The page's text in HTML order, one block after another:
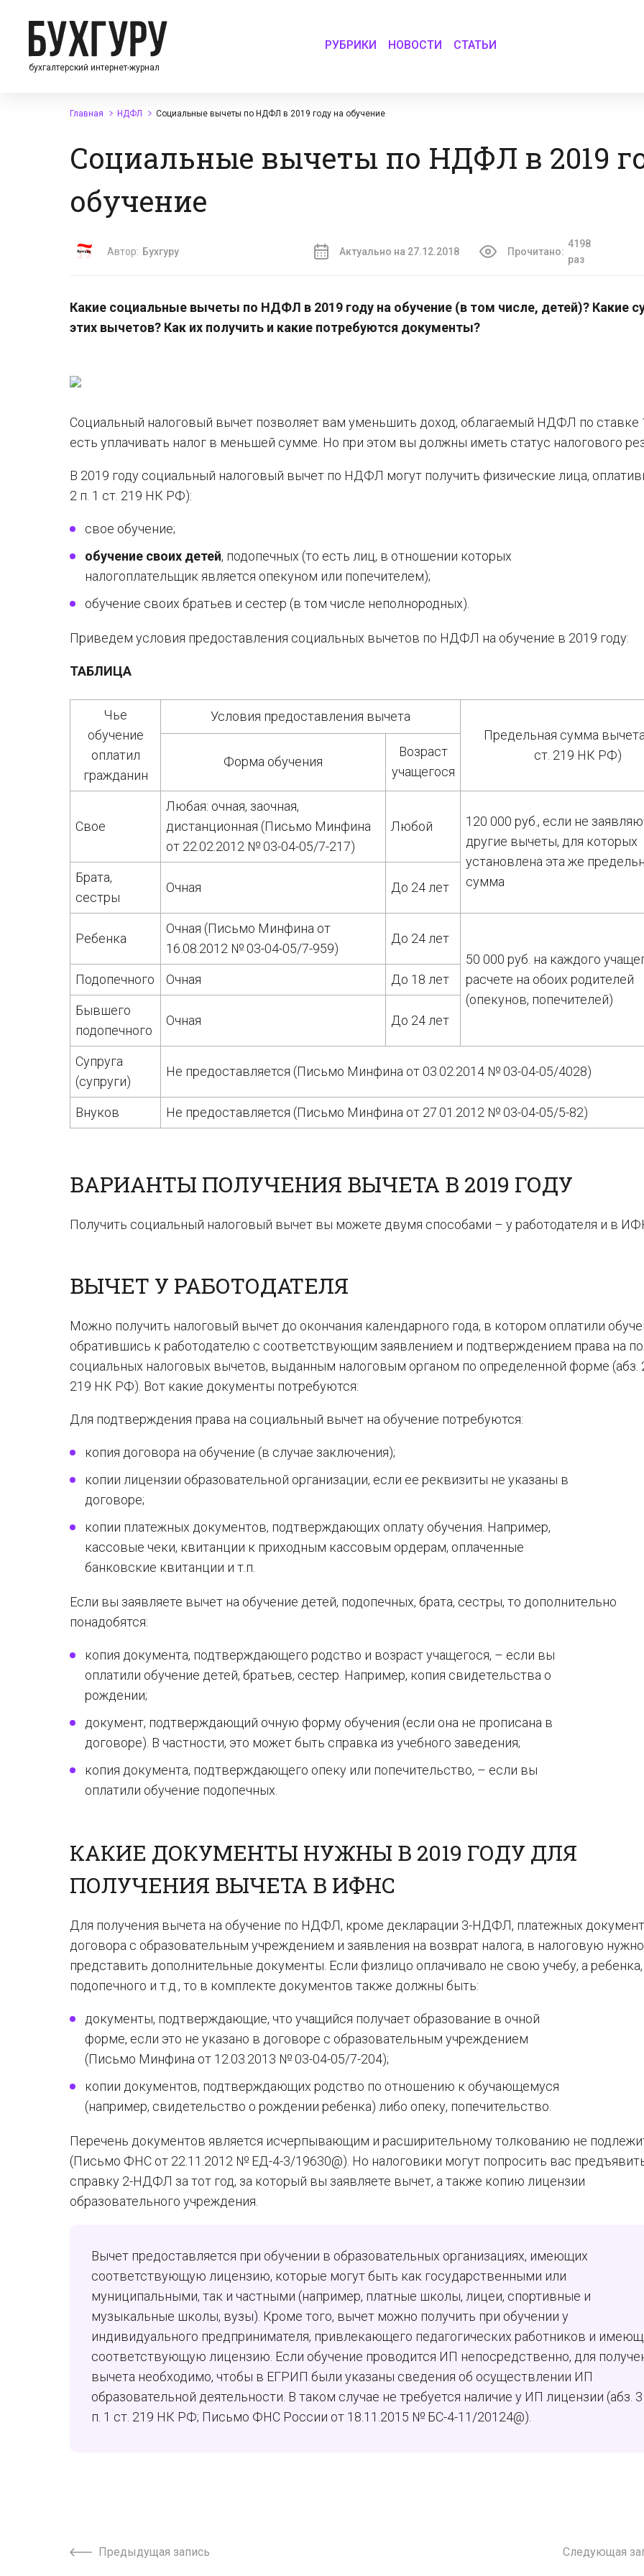
бухгалтерский интернет-журнал
РУБРИКИ НОВОСТИ СТАТЬИ
Главная НДФЛ Социальные вычеты по НДФЛ в 2019 году на обучение
Социальные вычеты по НДФЛ в 2019
обучение
Автор: Бухгуру Актуально на 27.12.2018 Прочитано:
4198
раз
Какие социальные вычеты по НДФЛ в 2019 году на обучение (в том числе, детей)? Какие
этих вычетов? Как их получить и какие потребуются документы?
Социальный налоговый вычет позволяет вам уменьшить доход, облагаемый НДФЛ по ставке
есть уплачивать налог в меньшей сумме. Но при этом вы должны иметь статус налогового
В 2019 году социальный налоговый вычет по НДФЛ могут получить физические лица,
2 п. 1 ст. 219 НК РФ):
свое обучение;
обучение своих детей, подопечных (то есть лиц, в отношении которых
налогоплательщик является опекуном или попечителем);
обучение своих братьев и сестер (в том числе неполнородных).
Приведем условия предоставления социальных вычетов по НДФЛ на обучение в 2019 году:
ТАБЛИЦА
Чье
обучение
оплатил
гражданин
Условия предоставления вычета
Предельная сумма
ст. 219 НК РФ)
Форма обучения
Возраст
учащегося
Свое
Любая: очная, заочная,
дистанционная (Письмо Минфина
от 22.02.2012 № 03-04-05/7-217)
Любой
120 000 руб., если не
другие вычеты, для которых
установлена эта же
сумма
Брата,
сестры
Очная До 24 лет
Ребенка
Очная (Письмо Минфина от
16.08.2012 № 03-04-05/7-959)
До 24 лет
50 000 руб. на каждого
расчете на обоих родителей
(опекунов, попечителей)
Подопечного Очная До 18 лет
Бывшего
подопечного
Очная До 24 лет
Супруга
(супруги)
Не предоставляется (Письмо Минфина от 03.02.2014 № 03-04-05/4028)
Внуков Не предоставляется (Письмо Минфина от 27.01.2012 № 03-04-05/5-82)
ВАРИАНТЫ ПОЛУЧЕНИЯ ВЫЧЕТА В 2019 ГОДУ
Получить социальный налоговый вычет вы можете двумя способами – у работодателя и в
ВЫЧЕТ У РАБОТОДАТЕЛЯ
Можно получить налоговый вычет до окончания календарного года, в котором оплатили
обратившись к работодателю с соответствующим заявлением и подтверждением права на
социальных налоговых вычетов, выданным налоговым органом по определенной форме (абз.
219 НК РФ). Вот какие документы потребуются:
Для подтверждения права на социальный вычет на обучение потребуются:
копия договора на обучение (в случае заключения);
копии лицензии образовательной организации, если ее реквизиты не указаны в
договоре;
копии платежных документов, подтверждающих оплату обучения. Например,
кассовые чеки, квитанции к приходным кассовым ордерам, оплаченные
банковские квитанции и т.п.
Если вы заявляете вычет на обучение детей, подопечных, брата, сестры, то дополнительно
понадобятся:
копия документа, подтверждающего родство и возраст учащегося, – если вы
оплатили обучение детей, братьев, сестер. Например, копия свидетельства о
рождении;
документ, подтверждающий очную форму обучения (если она не прописана в
договоре). В частности, это может быть справка из учебного заведения;
копия документа, подтверждающего опеку или попечительство, – если вы
оплатили обучение подопечных.
КАКИЕ ДОКУМЕНТЫ НУЖНЫ В 2019 ГОДУ ДЛЯ
ПОЛУЧЕНИЯ ВЫЧЕТА В ИФНС
Для получения вычета на обучение по НДФЛ, кроме декларации 3-НДФЛ, платежных
договора с образовательным учреждением и заявления на возврат налога, в налоговую нужно
представить дополнительные документы. Если физлицо оплачивало не свою учебу, а ребенка,
подопечного и т.д., то в комплекте документов также должны быть:
документы, подтверждающие, что учащийся получает образование в очной
форме, если это не указано в договоре с образовательным учреждением
(Письмо Минфина от 12.03.2013 № 03-04-05/7-204);
копии документов, подтверждающих родство по отношению к обучающемуся
(например, свидетельство о рождении ребенка) либо опеку, попечительство.
Перечень документов является исчерпывающим и расширительному толкованию не
(Письмо ФНС от 22.11.2012 № ЕД-4-3/19630@). Но налоговики могут попросить вас
справку 2-НДФЛ за тот год, за который вы заявляете вычет, а также копию лицензии
образовательного учреждения.
Вычет предоставляется при обучении в образовательных организациях, имеющих
соответствующую лицензию, которые могут быть как государственными или
муниципальными, так и частными (например, платные школы, лицеи, спортивные и
музыкальные школы, вузы). Кроме того, вычет можно получить при обучении у
индивидуального предпринимателя, привлекающего педагогических работников и
соответствующую лицензию. Если обучение проводится ИП непосредственно, для
вычета необходимо, чтобы в ЕГРИП были указаны сведения об осуществлении ИП
образовательной деятельности. В таком случае не требуется наличие у ИП лицензии (абз.
п. 1 ст. 219 НК РФ; Письмо ФНС России от 18.11.2015 № БС-4-11/20124@).
Предыдущая запись Следующая